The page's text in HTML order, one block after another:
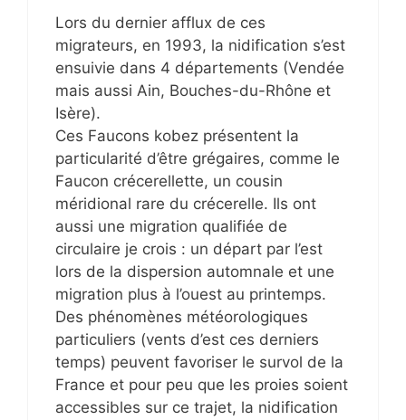
Lors du dernier afflux de ces
migrateurs, en 1993, la nidification s’est
ensuivie dans 4 départements (Vendée
mais aussi Ain, Bouches-du-Rhône et
Isère).
Ces Faucons kobez présentent la
particularité d’être grégaires, comme le
Faucon crécerellette, un cousin
méridional rare du crécerelle. Ils ont
aussi une migration qualifiée de
circulaire je crois : un départ par l’est
lors de la dispersion automnale et une
migration plus à l’ouest au printemps.
Des phénomènes météorologiques
particuliers (vents d’est ces derniers
temps) peuvent favoriser le survol de la
France et pour peu que les proies soient
accessibles sur ce trajet, la nidification